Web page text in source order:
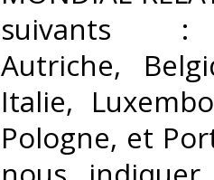
suivants :
Autriche,
Italie,
Pologne, et